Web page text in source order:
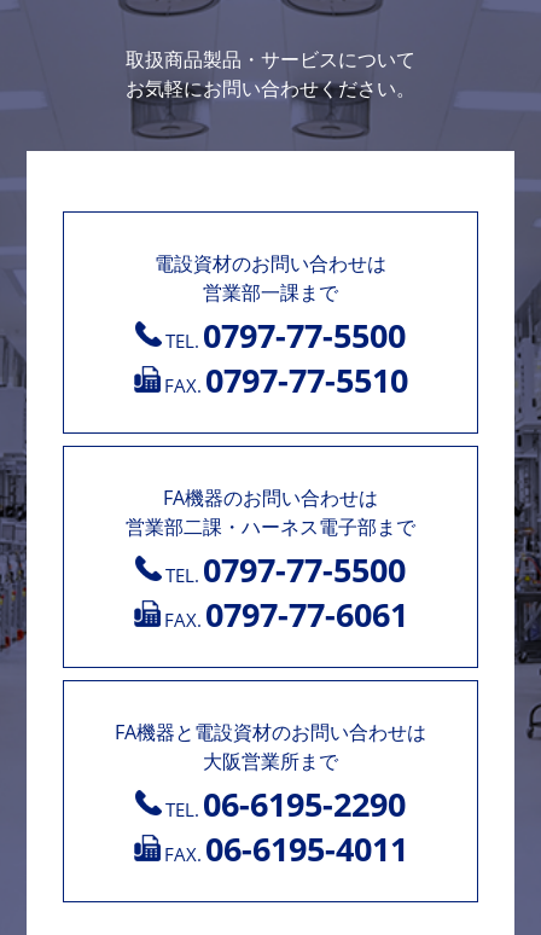
取扱商品製品・サービスについて
お気軽にお問い合わせください。
電設資材のお問い合わせは
営業部一課まで
TEL. 0797-77-5500
FAX. 0797-77-5510
FA機器のお問い合わせは
営業部二課・ハーネス電子部まで
TEL. 0797-77-5500
FAX. 0797-77-6061
FA機器と電設資材のお問い合わせは
大阪営業所まで
TEL. 06-6195-2290
FAX. 06-6195-4011